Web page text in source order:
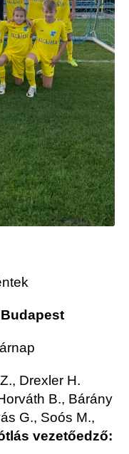
Drexler H.
B., Bárány
G., Soós M.,
vezetőedző: